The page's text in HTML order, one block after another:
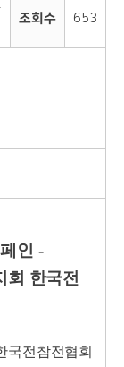
조회수 653
인 -
회 한국전
국전참전협회